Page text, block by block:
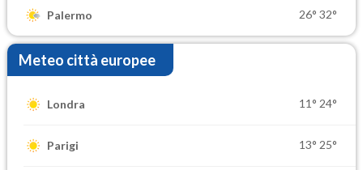
Palermo 26° 32°
Meteo città europee
Londra 11° 24°
Parigi 13° 25°